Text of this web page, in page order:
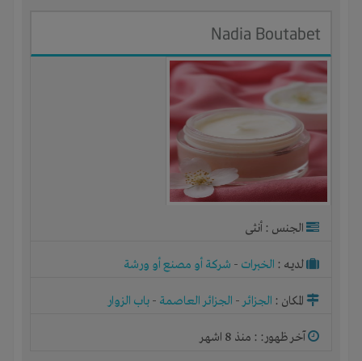
Nadia Boutabet
الجنس : أنثى
لديـه : الخبرات - شركة أو مصنع أو ورشة
المكان : الجزائر- الجزائر العاصمة - باب الزوار
آخر ظهور: : منذ 8 اشهر